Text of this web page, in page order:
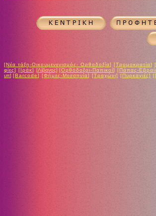
[Νέα τάξη-Οικουμενενισμός- Ορθοδοξία] [Τρομοκρατία] [
φίες] [Ιράκ] [Λίβανος] [Ορθόδοξοι-Παπικοί] [Πάπας-
υπ] [Barcode] [Φήμες-Μεσσηνία] [Τραχώνι] [Πυρκαγιές]